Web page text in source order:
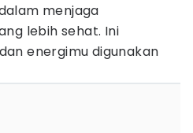
menjaga
lebih sehat. Ini
energimu digunakan